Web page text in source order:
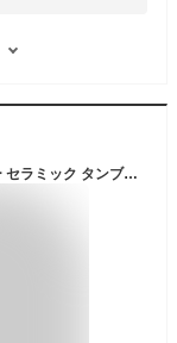
TYESO タンブラー 持ち運び こぼれない ストロー セラミック タンブラー ストロー付きタンブラー 保温保冷タンブラー 蓋付き 水筒 大容量 ストロー 正規品 マグ スポーツ オフィス ジャグ 取っ手 2way コーヒー ステンレス広口 真空断熱